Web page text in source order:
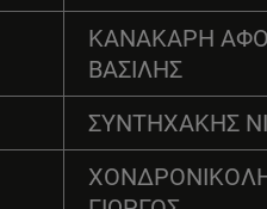
ΚΑΝΑΚΑΡΗ
ΒΑΣΙΛΗΣ
ΣΥΝΤΗΧΑΚΗΣ